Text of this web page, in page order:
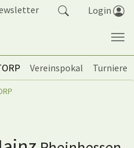
Login
Vereinspokal
Turniere